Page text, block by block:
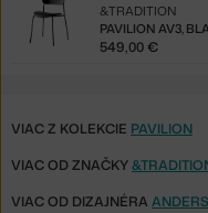
PAVILION AV3,
&TRADITION
549,00 €
VIAC Z KOLEKCIE PAVILION
VIAC OD ZNAČKY
VIAC OD DIZAJNÉRA